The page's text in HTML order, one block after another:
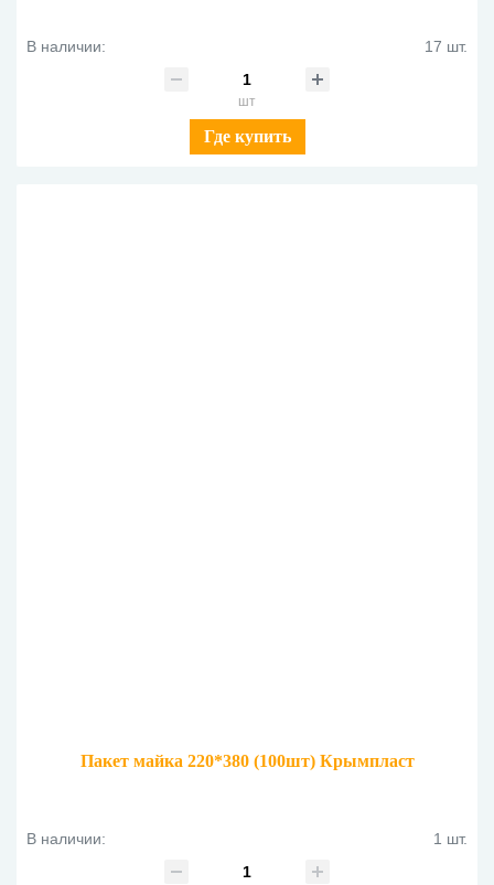
В наличии: 17 шт.
шт
Где купить
Пакет майка 220*380 (100шт) Крымпласт
В наличии: 1 шт.